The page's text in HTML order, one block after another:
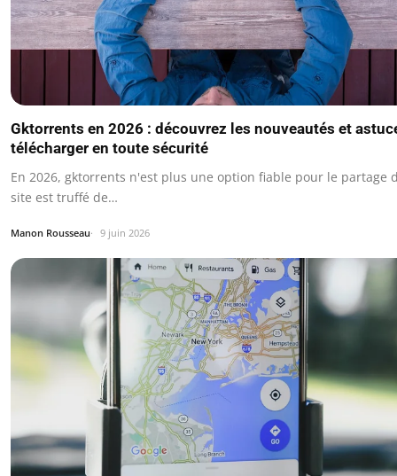
Gktorrents en 2026 : découvrez les nouveautés et
télécharger en toute sécurité
En 2026, gktorrents n'est plus une option fiable pour le partage
site est truffé de…
Manon Rousseau 9 juin 2026